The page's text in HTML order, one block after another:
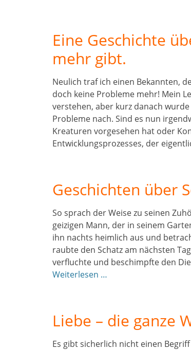
Eine Geschichte
mehr gibt.
Neulich traf ich einen Bekannten,
doch keine Probleme mehr! Mein
verstehen, aber kurz danach
Probleme nach. Sind es nun
Kreaturen vorgesehen hat oder
Entwicklungsprozesses, der
Geschichten über
So sprach der Weise zu seinen
geizigen Mann, der in seinem
ihn nachts heimlich aus und
raubte den Schatz am nächsten
verfluchte und beschimpfte den
Weiterlesen …
Liebe – die ganze
Es gibt sicherlich nicht einen